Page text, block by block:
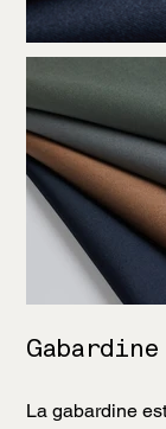
Gabardine
La gabardine